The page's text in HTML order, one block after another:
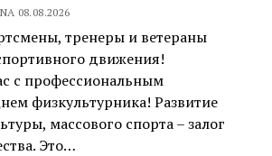
08.08.2026
тренеры и ветераны
движения!
с профессиональным
физкультурника! Развитие
массового спорта – залог
Это…